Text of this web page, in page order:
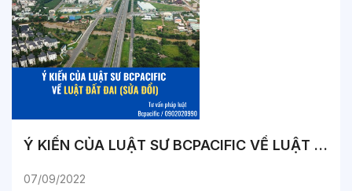
Ý KIẾN CỦA LUẬT SƯ BCPACIFIC VỀ LUẬT ĐẤT ĐAI (SỬA ĐỔI)
07/09/2022